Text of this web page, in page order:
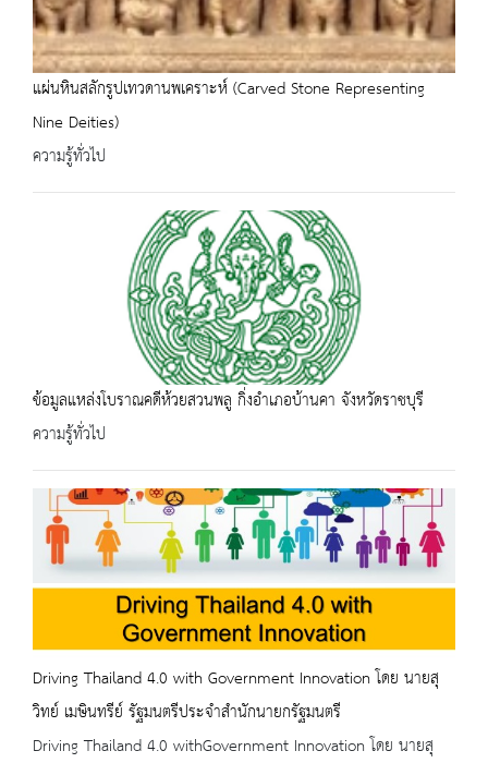
แผ่นหินสลักรูปเทวดานพเคราะห์ (Carved Stone Representing
Nine Deities)
ความรู้ทั่วไป
ข้อมูลแหล่งโบราณคดีห้วยสวนพลู กิ่งอำเภอบ้านคา จังหวัดราชบุรี
ความรู้ทั่วไป
Driving Thailand 4.0 with Government Innovation โดย นายสุ
วิทย์ เมษินทรีย์ รัฐมนตรีประจำสำนักนายกรัฐมนตรี
Driving Thailand 4.0 withGovernment Innovation โดย นายสุ